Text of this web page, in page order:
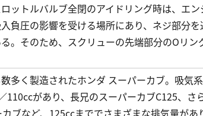
ットルバルブ全閉のアイドリング時は、エ
負圧の影響を受ける場所にあり、ネジ部分
。そのため、スクリューの先端部分のOリン
多く製造されたホンダ スーパーカブ。吸気
110ccがあり、長兄のスーパーカブC125、さ
ブなど、125ccまででさまざまな排気量があ